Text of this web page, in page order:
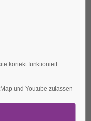
korrekt funktioniert
und Youtube zulassen